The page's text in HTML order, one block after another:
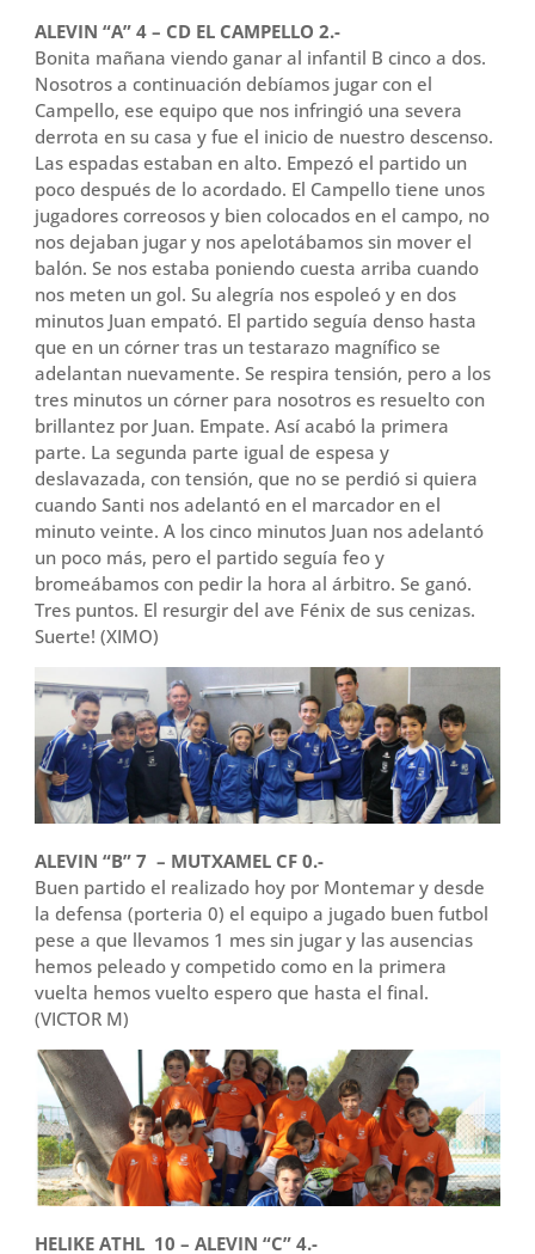
ALEVIN “A” 4 – CD EL CAMPELLO 2.-
Bonita mañana viendo ganar al infantil B cinco a dos.
Nosotros a continuación debíamos jugar con el
Campello, ese equipo que nos infringió una severa
derrota en su casa y fue el inicio de nuestro descenso.
Las espadas estaban en alto. Empezó el partido un
poco después de lo acordado. El Campello tiene unos
jugadores correosos y bien colocados en el campo, no
nos dejaban jugar y nos apelotábamos sin mover el
balón. Se nos estaba poniendo cuesta arriba cuando
nos meten un gol. Su alegría nos espoleó y en dos
minutos Juan empató. El partido seguía denso hasta
que en un córner tras un testarazo magnífico se
adelantan nuevamente. Se respira tensión, pero a los
tres minutos un córner para nosotros es resuelto con
brillantez por Juan. Empate. Así acabó la primera
parte. La segunda parte igual de espesa y
deslavazada, con tensión, que no se perdió si quiera
cuando Santi nos adelantó en el marcador en el
minuto veinte. A los cinco minutos Juan nos adelantó
un poco más, pero el partido seguía feo y
bromeábamos con pedir la hora al árbitro. Se ganó.
Tres puntos. El resurgir del ave Fénix de sus cenizas.
Suerte! (XIMO)
ALEVIN “B” 7 – MUTXAMEL CF 0.-
Buen partido el realizado hoy por Montemar y desde
la defensa (porteria 0) el equipo a jugado buen futbol
pese a que llevamos 1 mes sin jugar y las ausencias
hemos peleado y competido como en la primera
vuelta hemos vuelto espero que hasta el final.
(VICTOR M)
HELIKE ATHL 10 – ALEVIN “C” 4.-